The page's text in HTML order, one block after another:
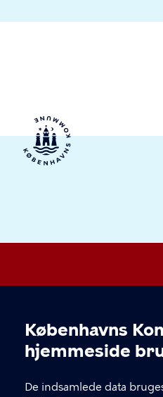
Københavns
hjemmeside
De indsamlede data
KONTAKT
FishTank Social Hub,